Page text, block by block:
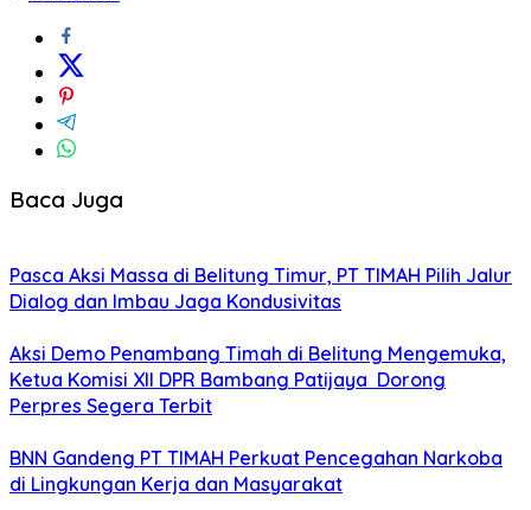
Baca Juga
Pasca Aksi Massa di Belitung Timur, PT TIMAH Pilih Jalur
Dialog dan Imbau Jaga Kondusivitas
Aksi Demo Penambang Timah di Belitung Mengemuka,
Ketua Komisi XII DPR Bambang Patijaya Dorong
Perpres Segera Terbit
BNN Gandeng PT TIMAH Perkuat Pencegahan Narkoba
di Lingkungan Kerja dan Masyarakat